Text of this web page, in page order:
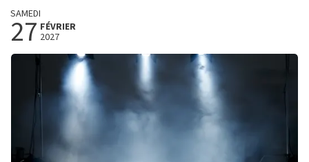
Xander De Rycke
Back To The Beginning
Trixxo Theater
Hasselt, Belgie
20:00 heures
ACHETER DES BILLETS
SAMEDI
27 FÉVRIER
2027